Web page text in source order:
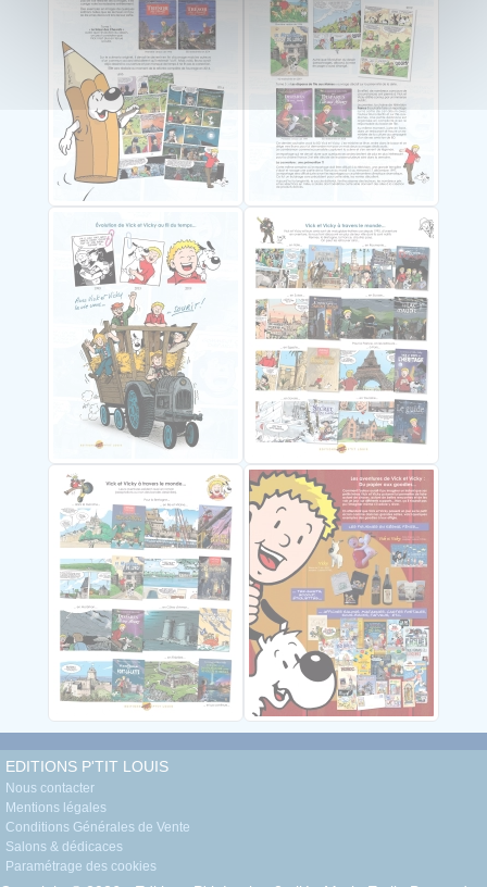
EDITIONS P'TIT LOUIS
Nous contacter
Mentions légales
Conditions Générales de Vente
Salons & dédicaces
Paramétrage des cookies